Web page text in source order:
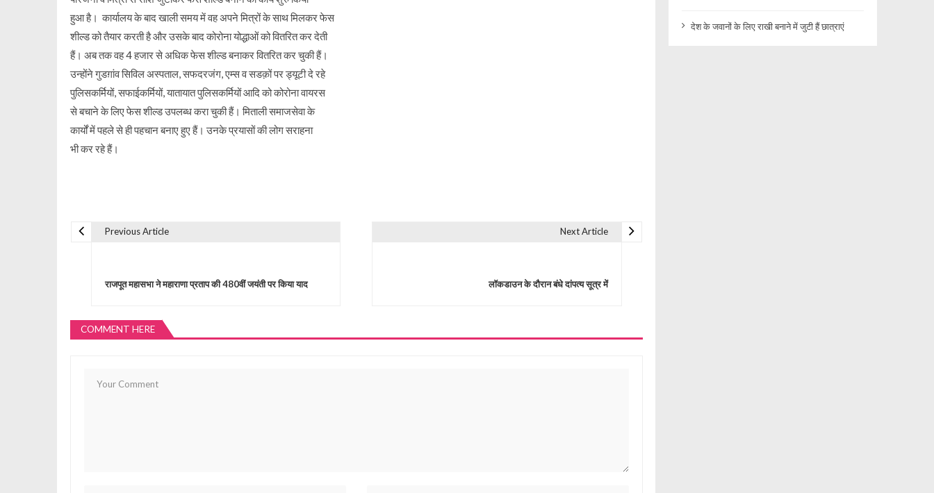
हुआ है। कार्यालय के बाद खाली समय में वह अपने मित्रों के साथ मिलकर फेस
शील्ड को तैयार करती है और उसके बाद कोरोना योद्धाओं को वितरित कर देती
हैं। अब तक वह 4 हजार से अधिक फेस शील्ड बनाकर वितरित कर चुकी हैं।
उन्होंने गुडग़ांव सिविल अस्पताल, सफदरजंग, एम्स व सडक़ों पर ड्यूटी दे रहे
पुलिसकर्मियों, सफाईकर्मियों, यातायात पुलिसकर्मियों आदि को कोरोना वायरस
से बचाने के लिए फेस शील्ड उपलब्ध करा चुकी हैं। मिताली समाजसेवा के
कार्यों में पहले से ही पहचान बनाए हुए हैं। उनके प्रयासों की लोग सराहना
भी कर रहे हैं।
s
Previous Article
राजपूत महासभा ने महाराणा प्रताप की 480वीं जयंती पर किया याद
Next Article
लॉकडाउन के दौरान बंधे दांपत्य सूत्र में
COMMENT HERE
देश के जवानों के लिए राखी बनाने में जुटी हैं छात्राएं